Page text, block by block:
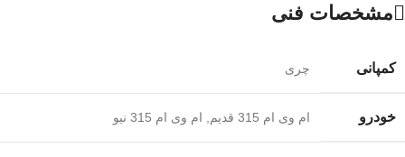
مشخصات فنی
کمپانی چری
خودرو ام وی ام 315 قدیم ام وی ام 315 نیو